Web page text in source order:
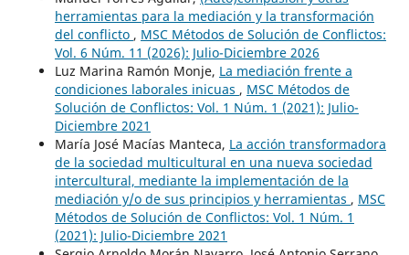
herramientas para la mediación y la transformación
del conflicto , MSC Métodos de Solución de Conflictos:
Vol. 6 Núm. 11 (2026): Julio-Diciembre 2026
Luz Marina Ramón Monje, La mediación frente a
condiciones laborales inicuas , MSC Métodos de
Solución de Conflictos: Vol. 1 Núm. 1 (2021): Julio-
Diciembre 2021
María José Macías Manteca, La acción transformadora
de la sociedad multicultural en una nueva sociedad
intercultural, mediante la implementación de la
mediación y/o de sus principios y herramientas , MSC
Métodos de Solución de Conflictos: Vol. 1 Núm. 1
(2021): Julio-Diciembre 2021